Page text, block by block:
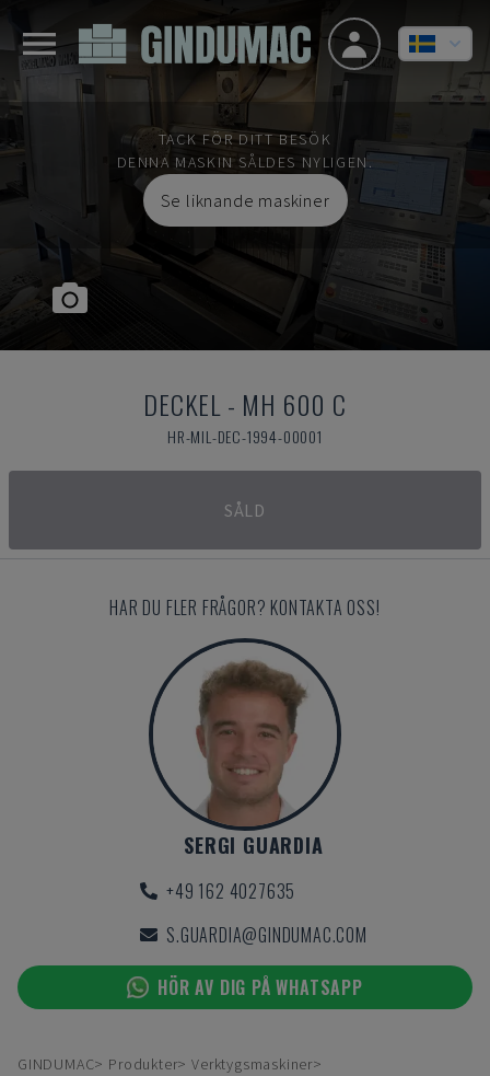
TACK FÖR DITT BESÖK
DENNA MASKIN SÅLDES NYLIGEN.
Se liknande maskiner
DECKEL - MH 600 C
HR-MIL-DEC-1994-00001
SÅLD
HAR DU FLER FRÅGOR? KONTAKTA OSS!
SERGI GUARDIA
+49 162 4027635
S.GUARDIA@GINDUMAC.COM
HÖR AV DIG PÅ WHATSAPP
GINDUMAC Produkter
Verktygsmaskiner